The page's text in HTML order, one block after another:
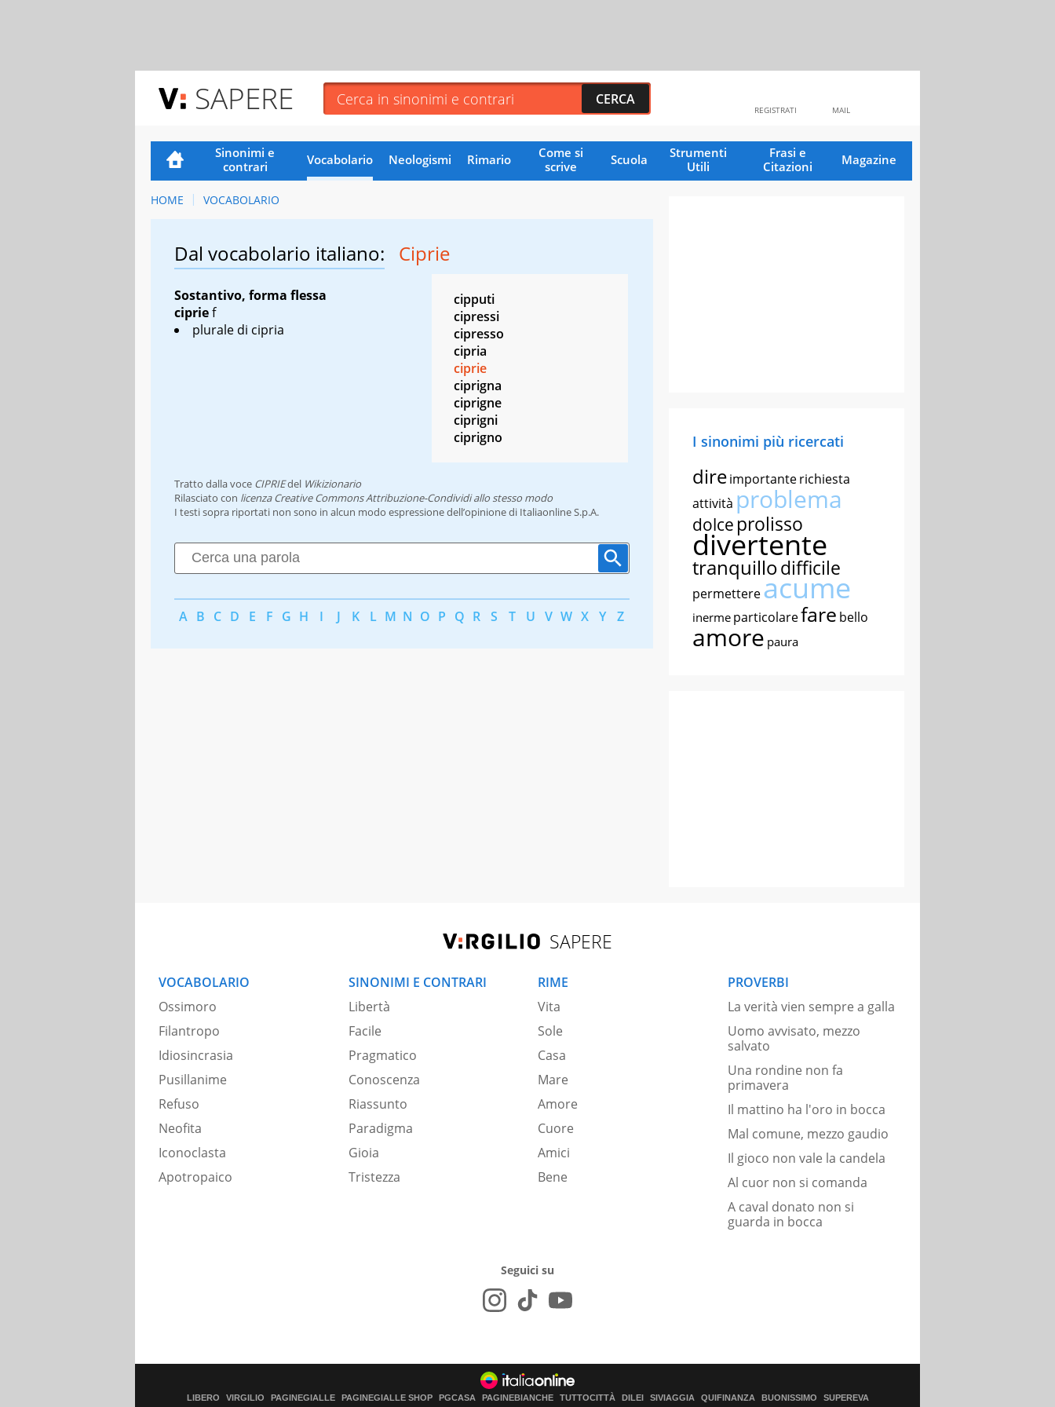
SAPERE MAIL
REGISTRATI
Sinonimi e
contrari
Vocabolario Neologismi Rimario
Come si
scrive
Scuola
Strumenti
Utili
Frasi e
Citazioni
Magazine
HOME VOCABOLARIO
Dal vocabolario italiano: Ciprie
Sostantivo, forma flessa
ciprief
plurale di cipria
cipputi
cipressi
cipresso
cipria
ciprie
ciprigna
ciprigne
ciprigni
ciprigno
Tratto dalla voce CIPRIEdel Wikizionario
Rilasciato con licenza Creative Commons Attribuzione-Condividi allo stesso modo
I testi sopra riportati non sono in alcun modo espressione dell’opinione di Italiaonline S.p.A.
A B C D E F G H I J K L M N O P Q R S T U V W X Y Z
I sinonimi più ricercati
direimportanterichiesta
attività problema
dolce prolisso
divertente
tranquillodifficile
permettereacume
inerme particolarefare bello
amore paura
SAPERE
VOCABOLARIO
Ossimoro
Filantropo
Idiosincrasia
Pusillanime
Refuso
Neofita
Iconoclasta
Apotropaico
SINONIMI E CONTRARI
Libertà
Facile
Pragmatico
Conoscenza
Riassunto
Paradigma
Gioia
Tristezza
RIME
Vita
Sole
Casa
Mare
Amore
Cuore
Amici
Bene
PROVERBI
La verità vien sempre a galla
Uomo avvisato, mezzo
salvato
Una rondine non fa
primavera
Il mattino ha l'oro in bocca
Mal comune, mezzo gaudio
Il gioco non vale la candela
Al cuor non si comanda
A caval donato non si
guarda in bocca
Seguici su
LIBERO VIRGILIO PAGINEGIALLE PAGINEGIALLE SHOP PGCASA PAGINEBIANCHE TUTTOCITTÀ DILEI SIVIAGGIA QUIFINANZA BUONISSIMO SUPEREVA